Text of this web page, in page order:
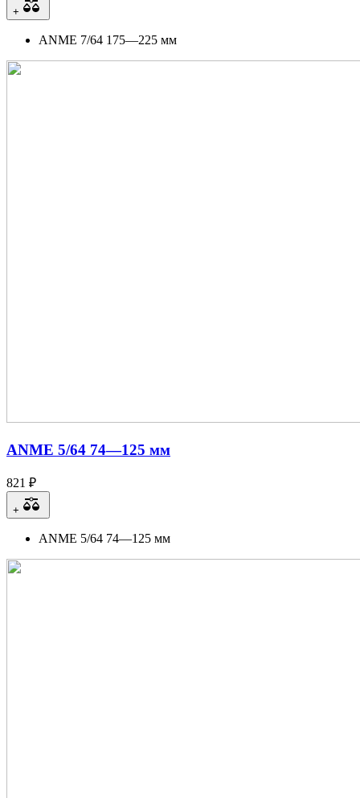
+
ANME 7/64 175—225 мм
ANME 5/64 74—125 мм
821 ₽
+
ANME 5/64 74—125 мм